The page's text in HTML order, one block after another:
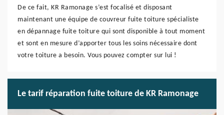
De ce fait, KR Ramonage s’est focalisé et disposant
maintenant une équipe de couvreur fuite toiture spécialiste
en dépannage fuite toiture qui sont disponible à tout moment
et sont en mesure d’apporter tous les soins nécessaire dont
votre toiture a besoin. Vous pouvez compter sur lui !
Le tarif réparation fuite toiture de KR Ramonage